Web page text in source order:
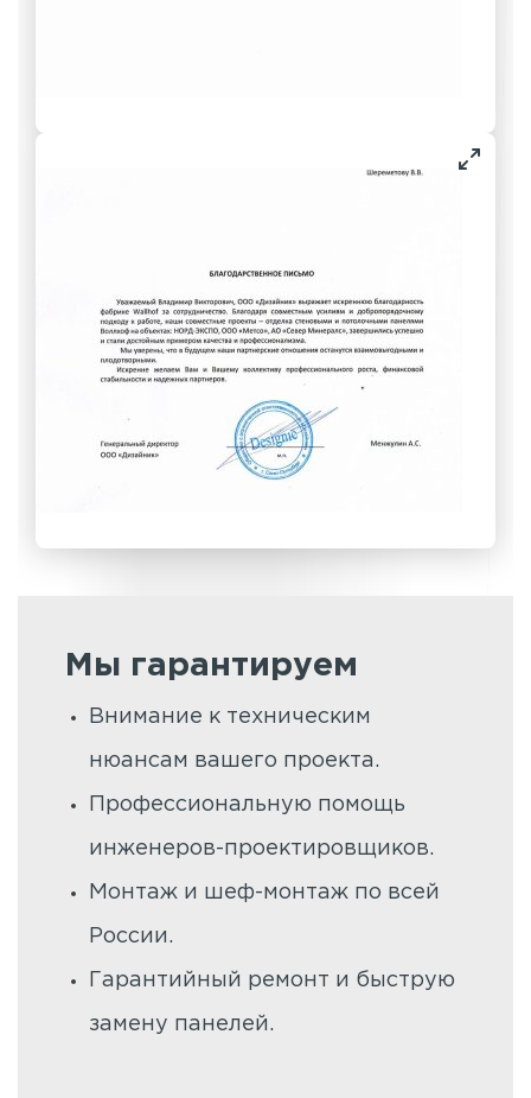
Мы гарантируем
Внимание к техническим
нюансам вашего проекта.
Профессиональную помощь
инженеров-проектировщиков.
Монтаж и шеф-монтаж по всей
России.
Гарантийный ремонт и быструю
замену панелей.